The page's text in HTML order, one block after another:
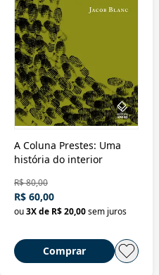
A Coluna Prestes: Uma
história do interior
R$ 80,00
R$ 60,00
ou3X de R$ 20,00sem juros
Comprar